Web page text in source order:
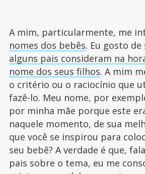
A mim, particularmente, me
nomes dos bebês. Eu gosto de
alguns pais consideram na
nome dos seus filhos. A mim
o critério ou o raciocínio que
fazê-lo. Meu nome, por
por minha mãe porque este
naquele momento, de sua
que você se inspirou para
seu bebê? A verdade é que,
pais sobre o tema, eu me